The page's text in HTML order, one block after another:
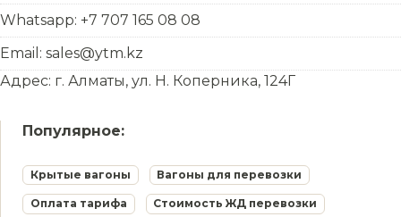
Whatsapp: +7 707 165 08 08
Email: sales@ytm.kz
Адрес: г. Алматы, ул. Н. Коперника, 124Г
Популярное:
Крытые вагоны Вагоны для перевозки
Оплата тарифа Стоимость ЖД перевозки